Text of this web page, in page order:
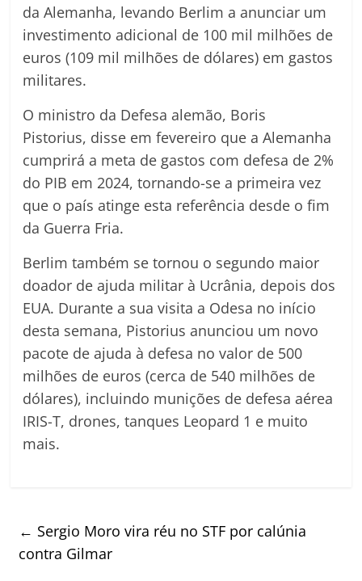
da Alemanha, levando Berlim a anunciar um
investimento adicional de 100 mil milhões de
euros (109 mil milhões de dólares) em gastos
militares.
O ministro da Defesa alemão, Boris
Pistorius, disse em fevereiro que a Alemanha
cumprirá a meta de gastos com defesa de 2%
do PIB em 2024, tornando-se a primeira vez
que o país atinge esta referência desde o fim
da Guerra Fria.
Berlim também se tornou o segundo maior
doador de ajuda militar à Ucrânia, depois dos
EUA. Durante a sua visita a Odesa no início
desta semana, Pistorius anunciou um novo
pacote de ajuda à defesa no valor de 500
milhões de euros (cerca de 540 milhões de
dólares), incluindo munições de defesa aérea
IRIS-T, drones, tanques Leopard 1 e muito
mais.
← Sergio Moro vira réu no STF por calúnia
contra Gilmar